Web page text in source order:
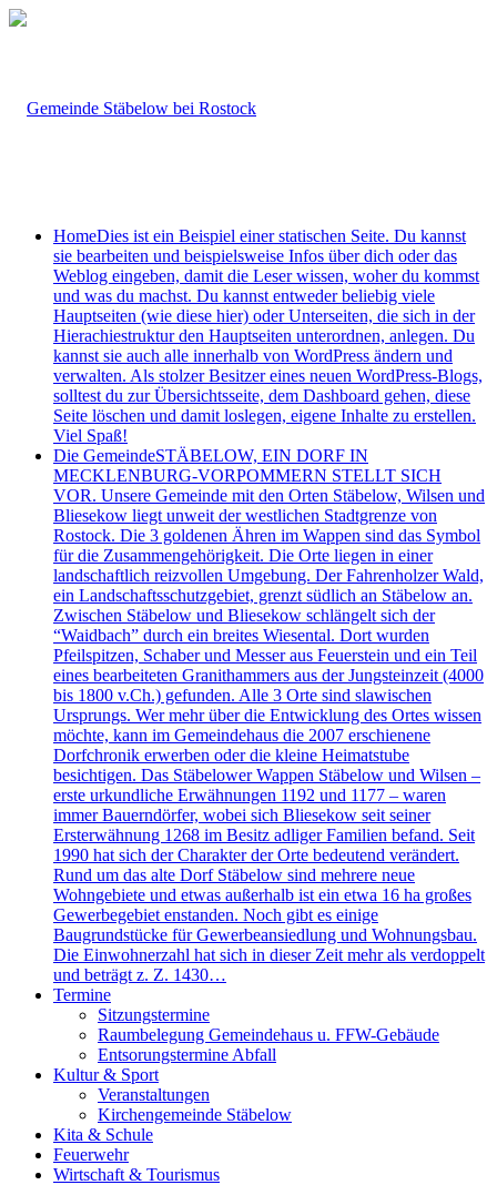
HomeDies ist ein Beispiel einer statischen Seite. Du kannst
sie bearbeiten und beispielsweise Infos über dich oder das
Weblog eingeben, damit die Leser wissen, woher du kommst
und was du machst. Du kannst entweder beliebig viele
Hauptseiten (wie diese hier) oder Unterseiten, die sich in der
Hierachiestruktur den Hauptseiten unterordnen, anlegen. Du
kannst sie auch alle innerhalb von WordPress ändern und
verwalten. Als stolzer Besitzer eines neuen WordPress-Blogs,
solltest du zur Übersichtsseite, dem Dashboard gehen, diese
Seite löschen und damit loslegen, eigene Inhalte zu erstellen.
Viel Spaß!
Die GemeindeSTÄBELOW, EIN DORF IN
MECKLENBURG-VORPOMMERN STELLT SICH
VOR. Unsere Gemeinde mit den Orten Stäbelow, Wilsen und
Bliesekow liegt unweit der westlichen Stadtgrenze von
Rostock. Die 3 goldenen Ähren im Wappen sind das Symbol
für die Zusammengehörigkeit. Die Orte liegen in einer
landschaftlich reizvollen Umgebung. Der Fahrenholzer Wald,
ein Landschaftsschutzgebiet, grenzt südlich an Stäbelow an.
Zwischen Stäbelow und Bliesekow schlängelt sich der
“Waidbach” durch ein breites Wiesental. Dort wurden
Pfeilspitzen, Schaber und Messer aus Feuerstein und ein Teil
eines bearbeiteten Granithammers aus der Jungsteinzeit (4000
bis 1800 v.Ch.) gefunden. Alle 3 Orte sind slawischen
Ursprungs. Wer mehr über die Entwicklung des Ortes wissen
möchte, kann im Gemeindehaus die 2007 erschienene
Dorfchronik erwerben oder die kleine Heimatstube
besichtigen. Das Stäbelower Wappen Stäbelow und Wilsen –
erste urkundliche Erwähnungen 1192 und 1177 – waren
immer Bauerndörfer, wobei sich Bliesekow seit seiner
Ersterwähnung 1268 im Besitz adliger Familien befand. Seit
1990 hat sich der Charakter der Orte bedeutend verändert.
Rund um das alte Dorf Stäbelow sind mehrere neue
Wohngebiete und etwas außerhalb ist ein etwa 16 ha großes
Gewerbegebiet enstanden. Noch gibt es einige
Baugrundstücke für Gewerbeansiedlung und Wohnungsbau.
Die Einwohnerzahl hat sich in dieser Zeit mehr als verdoppelt
und beträgt z. Z. 1430…
Termine
Sitzungstermine
Raumbelegung Gemeindehaus u. FFW-Gebäude
Entsorungstermine Abfall
Kultur & Sport
Veranstaltungen
Kirchengemeinde Stäbelow
Kita & Schule
Feuerwehr
Wirtschaft & Tourismus